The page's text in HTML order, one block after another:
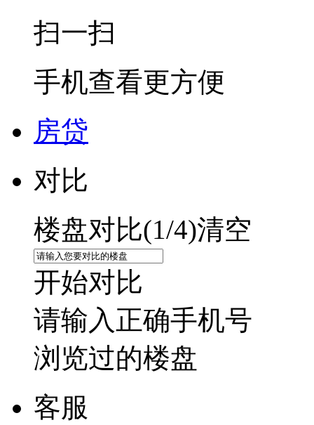
扫一扫
手机查看更方便
房贷
对比
楼盘对比(1/4)清空
开始对比
请输入正确手机号
浏览过的楼盘
客服